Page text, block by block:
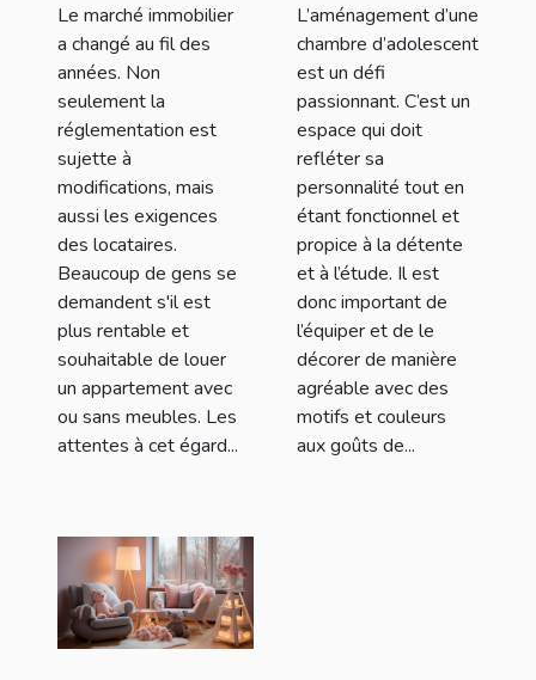
Le marché immobilier
a changé au fil des
années. Non
seulement la
réglementation est
sujette à
modifications, mais
aussi les exigences
des locataires.
Beaucoup de gens se
demandent s'il est
plus rentable et
souhaitable de louer
un appartement avec
ou sans meubles. Les
attentes à cet égard...
L’aménagement d’une
chambre d’adolescent
est un défi
passionnant. C’est un
espace qui doit
refléter sa
personnalité tout en
étant fonctionnel et
propice à la détente
et à l’étude. Il est
donc important de
l’équiper et de le
décorer de manière
agréable avec des
motifs et couleurs
aux goûts de...